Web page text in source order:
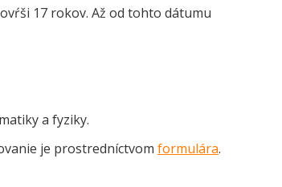
17 rokov. Až od tohto dátumu
a fyziky.
je prostredníctvom formulára.